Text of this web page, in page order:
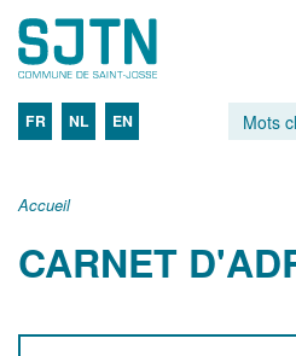
FR NL EN
Accueil
CARNET